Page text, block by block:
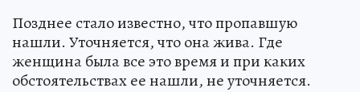
Позднее стало известно, что пропавшую
нашли. Уточняется, что она жива. Где
женщина была все это время и при каких
обстоятельствах ее нашли, не уточняется.